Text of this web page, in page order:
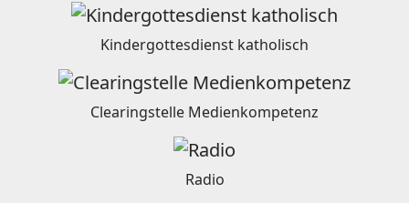
Kindergottesdienst katholisch
Clearingstelle Medienkompetenz
Radio